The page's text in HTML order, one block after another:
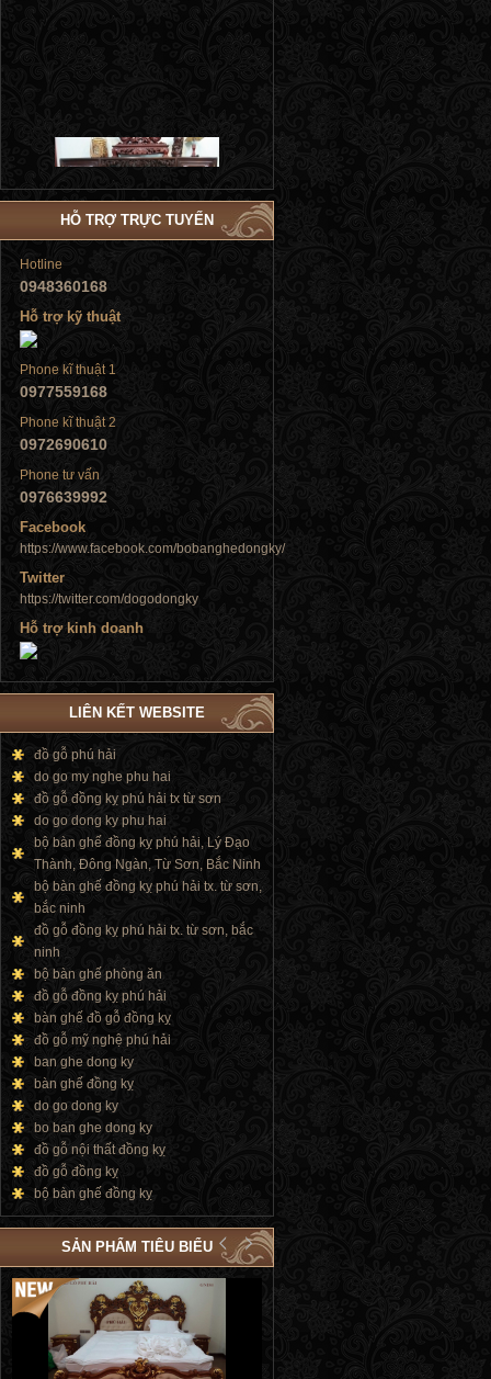
Tủ đứng
Tủ đứng
Tủ đứng
HỖ TRỢ TRỰC TUYẾN
Hotline
0948360168
Hỗ trợ kỹ thuật
Phone kĩ thuật 1
0977559168
Phone kĩ thuật 2
0972690610
Phone tư vấn
0976639992
Facebook
https://www.facebook.com/bobanghedongky/
Twitter
https://twitter.com/dogodongky
Hỗ trợ kinh doanh
LIÊN KẾT WEBSITE
đồ gỗ phú hải
do go my nghe phu hai
đồ gỗ đồng kỵ phú hải tx từ sơn
do go dong ky phu hai
bộ bàn ghế đồng kỵ phú hải, Lý Đạo
Thành, Đông Ngàn, Từ Sơn, Bắc Ninh
bộ bàn ghế đồng kỵ phú hải tx. từ sơn,
bắc ninh
đồ gỗ đồng kỵ phú hải tx. từ sơn, bắc
ninh
bộ bàn ghế phòng ăn
đồ gỗ đồng kỵ phú hải
bàn ghế đồ gỗ đồng kỵ
đồ gỗ mỹ nghệ phú hải
ban ghe dong ky
bàn ghế đồng kỵ
do go dong ky
bo ban ghe dong ky
đồ gỗ nội thất đồng kỵ
đồ gỗ đồng kỵ
bộ bàn ghế đồng kỵ
SẢN PHẨM TIÊU BIỂU